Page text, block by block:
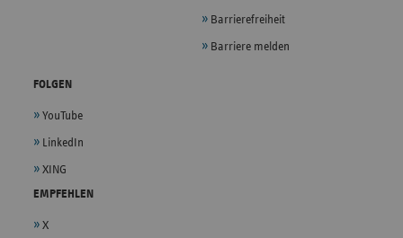
Barrierefreiheit
Barriere melden
FOLGEN
YouTube
LinkedIn
XING
EMPFEHLEN
X